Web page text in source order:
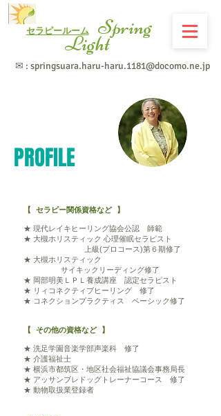
✉ : springsuara.haru-haru.1181@docomo.ne.jp
セラピールーム Spring
Light
PROFILE
【 セラピー関係資格など 】
★ 現代レイキヒーリング協会公認 師範
★ 大槻ホリスティック 心理催眠セラピスト
上級(プロコース)第６期修了
★ 大槻ホリスティック
サイキックリーディング修了
★ 岡部明美ＬＰＬ養成講座 認定セラピスト
★ リィコネクティブヒーリング 修了
★ コネクションプラクティス ベーシック修了
【 その他の資格など 】
★ 洗足学園音楽学部声楽科 修了
★ 介護福祉士
★ 横浜市都筑区・地区社会福祉協議会事務局長
★ アッサンブレドッグトレーナーコース 修了
★ 動物取扱業登録者